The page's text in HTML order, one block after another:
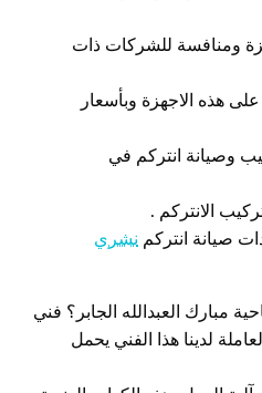
ومنافسة للشركات ذات
هذه الاجهزة وبأسعار
وصيانة انتركم في
صيانة انتركم نشري
مبارك العبدالله الجابر؟ فني
لدينا هذا الفني يحمل